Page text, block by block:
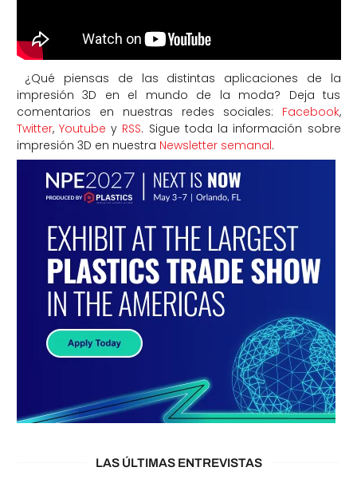
¿Qué piensas de las distintas aplicaciones de la
impresión 3D en el mundo de la moda? Deja tus
comentarios en nuestras redes sociales: Facebook,
Twitter, Youtube y RSS. Sigue toda la información sobre
impresión 3D en nuestra Newsletter semanal.
LAS ÚLTIMAS ENTREVISTAS